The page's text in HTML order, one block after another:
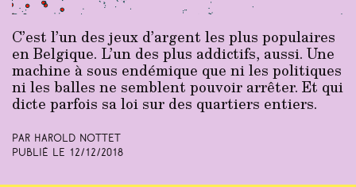
C’est l’un des jeux d’argent les plus populaires
en Belgique. L’un des plus addictifs, aussi. Une
machine à sous endémique que ni les politiques
ni les balles ne semblent pouvoir arrêter. Et qui
dicte parfois sa loi sur des quartiers entiers.
Par Harold Nottet
Publié le
12/12/2018